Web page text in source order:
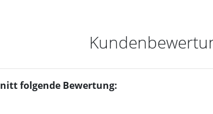
folgende Bewertung: